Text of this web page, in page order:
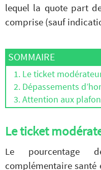
lequel la quote part
comprise (sauf
SOMMAIRE
Le ticket
Dépassements
Attention aux
Le ticket
Le pourcentage
complémentaire